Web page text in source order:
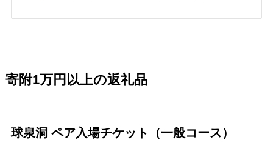
寄附1万円以上の返礼品
球泉洞 ペア入場チケット（一般コース）